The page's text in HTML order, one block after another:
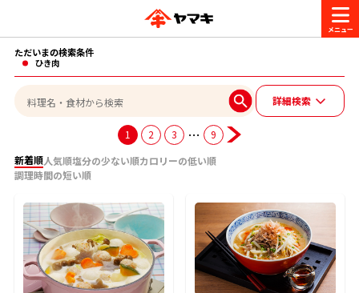
商品情報
ヤマキ『めんつゆ』 ヤマキ 割烹白だし
レシピ
おいしいレシピを探す
おいしいレシピトップ
主食レシピ
かつお節・だしを楽しむ
かつお節・だしを知る
だしの取り方
CM・キャンペーン
企業・採用情報
ただいまの検索条件
ひき肉
詳細検索
1 2 3 …
9
新着順人気順塩分の少ない順カロリーの低い順
調理時間の短い順